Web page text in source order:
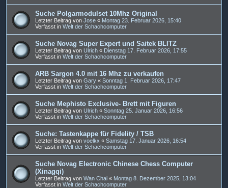
Suche Polgarmodulset 10Mhz Original
Letzter Beitrag von Jose « Montag 23. Februar 2026, 15:40
Verfasst in Welt der Schachcomputer
Suche Novag Super Expert und Saitek BLITZ
Letzter Beitrag von Ulrich « Dienstag 17. Februar 2026, 17:55
Verfasst in Welt der Schachcomputer
ARB Sargon 4.0 mit 16 Mhz zu verkaufen
Letzter Beitrag von Gary « Sonntag 1. Februar 2026, 17:47
Verfasst in Welt der Schachcomputer
Suche Mephisto Exclusive- Brett mit Figuren
Letzter Beitrag von Ulrich « Sonntag 25. Januar 2026, 16:56
Verfasst in Welt der Schachcomputer
Suche: Tastenkappe für Fidelity / TSB
Letzter Beitrag von voelkx « Samstag 17. Januar 2026, 16:54
Verfasst in Welt der Schachcomputer
Suche Novag Electronic Chinese Chess Computer
(Xinagqi)
Letzter Beitrag von Wan Chai « Montag 8. Dezember 2025, 13:04
Verfasst in Welt der Schachcomputer